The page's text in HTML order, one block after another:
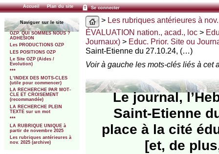
Accueil Plan du site Se connecter
Naviguer sur le site
OZP. QUI SOMMES NOUS ?
ADHESION
Les PRODUCTIONS OZP
LES POSITIONS OZP
Le Site OZP (Aides /
Evolution)
***
L’INDEX DES MOTS-CLES
(utile pour commencer)
LA RECHERCHE PAR MOT-
CLE ET CROISEMENT
(recommandée)
LA RECHERCHE PLEIN
TEXTE sur un mot
***
LA RUBRIQUE UNIQUE à
partir de novembre 2025
Les rubriques antérieures à
nov. 2025 (archive)
> Les rubriques antérieures à
ÉVALUATION nation., acad., loc>
Journaux)> Educ. Prior. Site ou
Saint-Etienne du 27.10.24, (…)
Voir à gauche les mots-clés liés à cet
Le journal,
Saint-Etienne
place à la cité
[et, de